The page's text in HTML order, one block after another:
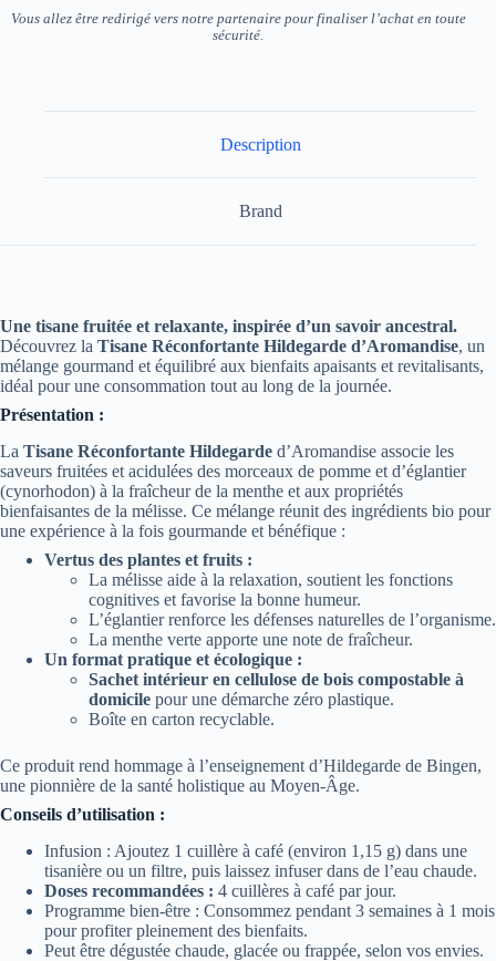
Vous allez être redirigé vers notre partenaire pour finaliser l’achat en toute
sécurité.
Description
Brand
Une tisane fruitée et relaxante, inspirée d’un savoir ancestral.
Découvrez la Tisane Réconfortante Hildegarde d’Aromandise, un
mélange gourmand et équilibré aux bienfaits apaisants et revitalisants,
idéal pour une consommation tout au long de la journée.
Présentation :
La Tisane Réconfortante Hildegarde d’Aromandise associe les
saveurs fruitées et acidulées des morceaux de pomme et d’églantier
(cynorhodon) à la fraîcheur de la menthe et aux propriétés
bienfaisantes de la mélisse. Ce mélange réunit des ingrédients bio pour
une expérience à la fois gourmande et bénéfique :
Vertus des plantes et fruits :
La mélisse aide à la relaxation, soutient les fonctions
cognitives et favorise la bonne humeur.
L’églantier renforce les défenses naturelles de l’organisme.
La menthe verte apporte une note de fraîcheur.
Un format pratique et écologique :
Sachet intérieur en cellulose de bois compostable à
domicile pour une démarche zéro plastique.
Boîte en carton recyclable.
Ce produit rend hommage à l’enseignement d’Hildegarde de Bingen,
une pionnière de la santé holistique au Moyen-Âge.
Conseils d’utilisation :
Infusion : Ajoutez 1 cuillère à café (environ 1,15 g) dans une
tisanière ou un filtre, puis laissez infuser dans de l’eau chaude.
Doses recommandées : 4 cuillères à café par jour.
Programme bien-être : Consommez pendant 3 semaines à 1 mois
pour profiter pleinement des bienfaits.
Peut être dégustée chaude, glacée ou frappée, selon vos envies.